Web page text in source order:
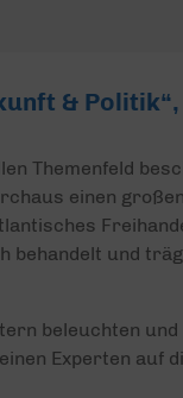
& Politik“,
Themenfeld
einen
behandelt und
beleuchten
Experten auf